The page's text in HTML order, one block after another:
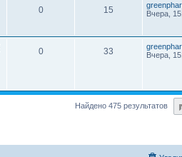
0 15
Вчера,
0 33
Вчера,
Найдено 475 результатов